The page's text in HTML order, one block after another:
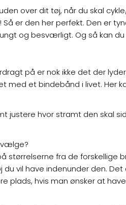
over dit tøj, når du skal
er den her perfekt. Den er
og besværligt. Og så kan
på er nok ikke det der
med et bindebånd i livet. Her
justere hvor stramt den skal
vælge?
størrelserne fra de forskellige
vil have indenunder den.
plads, hvis man ønsker at